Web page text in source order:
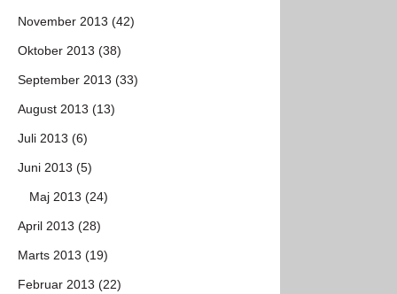
November 2013 (42)
Oktober 2013 (38)
September 2013 (33)
August 2013 (13)
Juli 2013 (6)
Juni 2013 (5)
Maj 2013 (24)
April 2013 (28)
Marts 2013 (19)
Februar 2013 (22)